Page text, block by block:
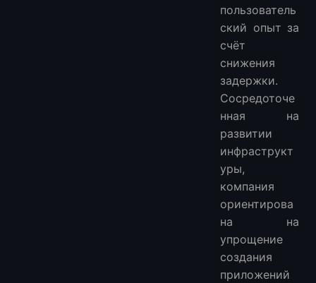
пользователь
ский опыт за
счёт
снижения
задержки.
Сосредоточе
нная на
развитии
инфраструкт
уры,
компания
ориентирова
на на
упрощение
создания
приложений